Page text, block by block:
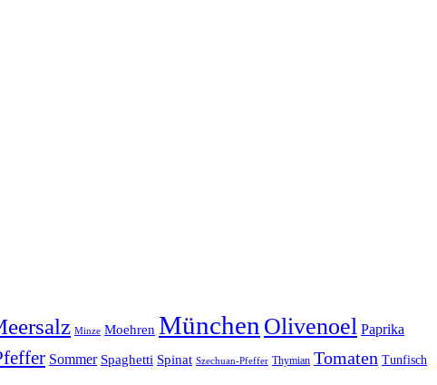
Minze Moehren München Olivenoel Paprika
Sommer Spaghetti Spinat Szechuan-Pfeffer Thymian Tomaten Tunfisch